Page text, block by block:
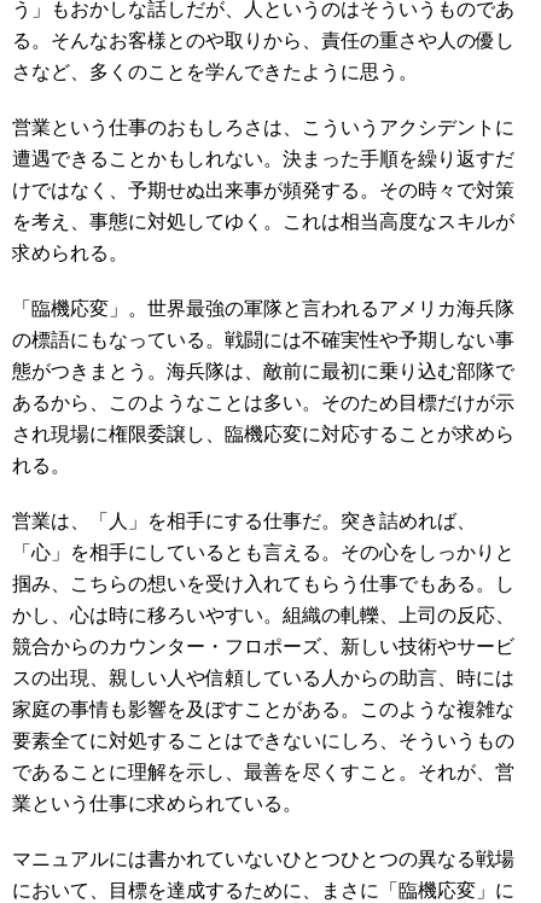
う」もおかしな話しだが、人というのはそういうものであ
る。そんなお客様とのや取りから、責任の重さや人の優し
さなど、多くのことを学んできたように思う。
営業という仕事のおもしろさは、こういうアクシデントに
遭遇できることかもしれない。決まった手順を繰り返すだ
けではなく、予期せぬ出来事が頻発する。その時々で対策
を考え、事態に対処してゆく。これは相当高度なスキルが
求められる。
「臨機応変」。世界最強の軍隊と言われるアメリカ海兵隊
の標語にもなっている。戦闘には不確実性や予期しない事
態がつきまとう。海兵隊は、敵前に最初に乗り込む部隊で
あるから、このようなことは多い。そのため目標だけが示
され現場に権限委譲し、臨機応変に対応することが求めら
れる。
営業は、「人」を相手にする仕事だ。突き詰めれば、
「心」を相手にしているとも言える。その心をしっかりと
掴み、こちらの想いを受け入れてもらう仕事でもある。し
かし、心は時に移ろいやすい。組織の軋轢、上司の反応、
競合からのカウンター・フロポーズ、新しい技術やサービ
スの出現、親しい人や信頼している人からの助言、時には
家庭の事情も影響を及ぼすことがある。このような複雑な
要素全てに対処することはできないにしろ、そういうもの
であることに理解を示し、最善を尽くすこと。それが、営
業という仕事に求められている。
マニュアルには書かれていないひとつひとつの異なる戦場
において、目標を達成するために、まさに「臨機応変」に